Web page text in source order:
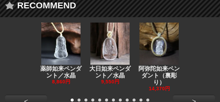
RECOMMEND
薬師如来ペンダ
ント／水晶
8,860円
大日如来ペンダ
ント／水晶
9,550円
阿弥陀如来ペン
ダント（裏彫
り）
14,370円